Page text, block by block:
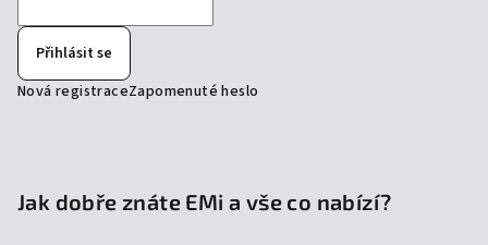
Přihlásit se
Nová registraceZapomenuté heslo
Jak dobře znáte EMi a vše co nabízí?